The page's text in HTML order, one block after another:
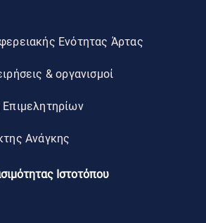
Ενότητας Άρτας
& οργανισμοί
Ανάγκης
Ιστοτόπου